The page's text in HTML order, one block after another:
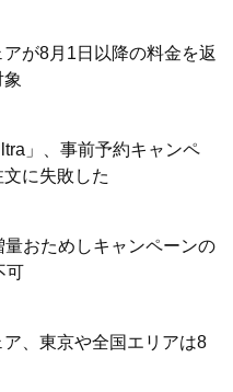
アが8月1日以降の料金を返
」、事前予約キャンペ
に失敗した
量おためしキャンペーンの
可
ア、東京や全国エリアは8